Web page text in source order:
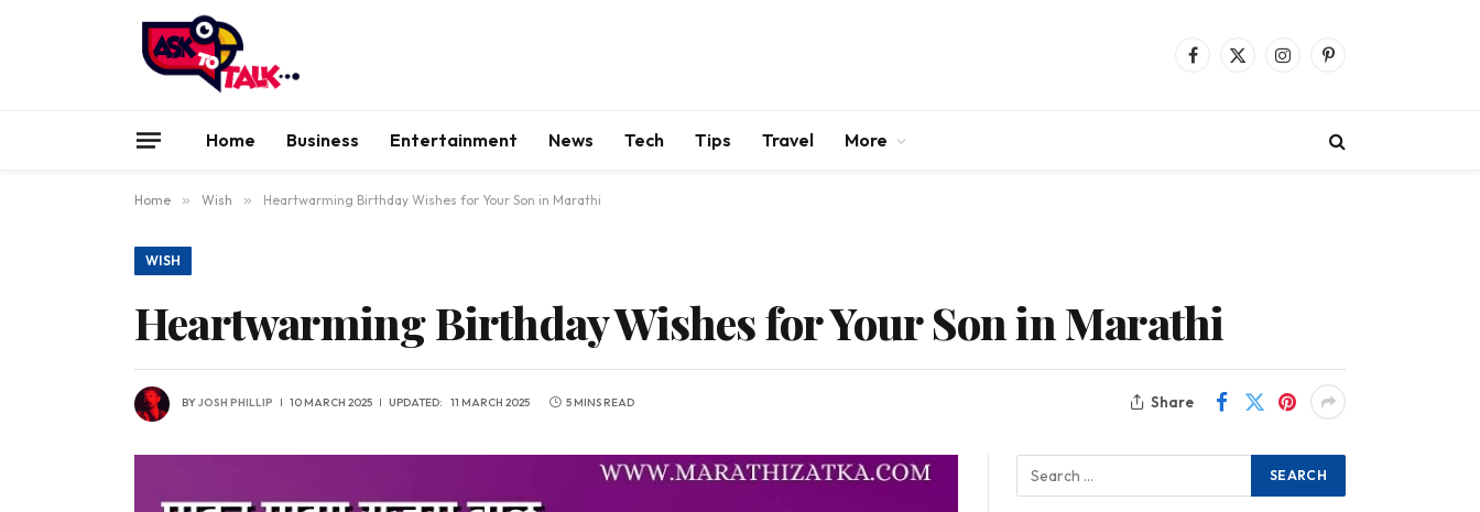
Facebook
X
InstagramPinterest
Home Business Entertainment News Tech Tips Travel More
Home » Wish » Heartwarming Birthday Wishes for Your Son in Marathi
WISH
Heartwarming Birthday Wishes for Your Son in Marathi
BYJOSH PHILLIP 10 MARCH 2025 UPDATED: 11 MARCH 2025 5 MINS READ Share